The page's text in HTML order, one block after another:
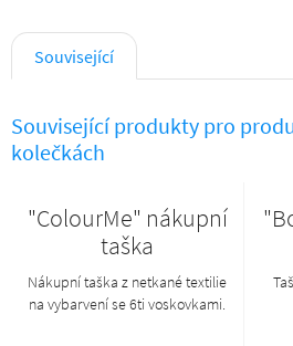
Související
Související produkty pro
kolečkách
"ColourMe" nákupní
taška
Nákupní taška z netkané textilie
na vybarvení se 6ti voskovkami.